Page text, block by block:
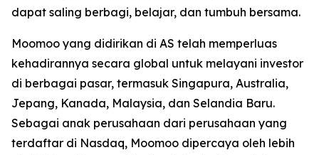
dapat saling berbagi, belajar, dan tumbuh bersama.
Moomoo yang didirikan di AS telah memperluas
kehadirannya secara global untuk melayani investor
di berbagai pasar, termasuk Singapura, Australia,
Jepang, Kanada, Malaysia, dan Selandia Baru.
Sebagai anak perusahaan dari perusahaan yang
terdaftar di Nasdaq, Moomoo dipercaya oleh lebih